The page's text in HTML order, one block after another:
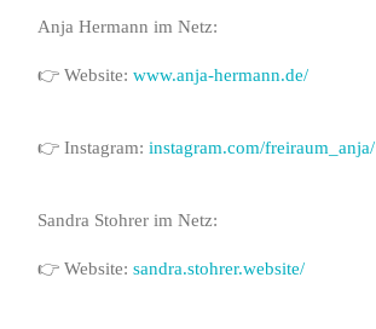
Anja Hermann im Netz:
👉 Website: www.anja-hermann.de/
👉 Instagram: instagram.com/freiraum_anja/
Sandra Stohrer im Netz:
👉 Website: sandra.stohrer.website/